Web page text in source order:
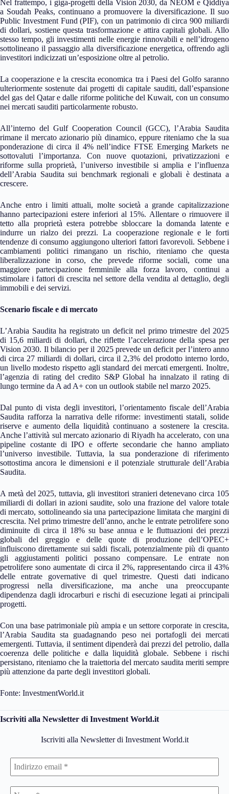
Nel frattempo, i giga-progetti della Vision 2030, da NEOM e Qiddiya
a Soudah Peaks, continuano a promuovere la diversificazione. Il suo
Public Investment Fund (PIF), con un patrimonio di circa 900 miliardi
di dollari, sostiene questa trasformazione e attira capitali globali. Allo
stesso tempo, gli investimenti nelle energie rinnovabili e nell’idrogeno
sottolineano il passaggio alla diversificazione energetica, offrendo agli
investitori indicizzati un’esposizione oltre al petrolio.
La cooperazione e la crescita economica tra i Paesi del Golfo saranno
ulteriormente sostenute dai progetti di capitale sauditi, dall’espansione
del gas del Qatar e dalle riforme politiche del Kuwait, con un consumo
nei mercati sauditi particolarmente robusto.
All’interno del Gulf Cooperation Council (GCC), l’Arabia Saudita
rimane il mercato azionario più dinamico, eppure riteniamo che la sua
ponderazione di circa il 4% nell’indice FTSE Emerging Markets ne
sottovaluti l’importanza. Con nuove quotazioni, privatizzazioni e
riforme sulla proprietà, l’universo investibile si amplia e l’influenza
dell’Arabia Saudita sui benchmark regionali e globali è destinata a
crescere.
Anche entro i limiti attuali, molte società a grande capitalizzazione
hanno partecipazioni estere inferiori al 15%. Allentare o rimuovere il
tetto alla proprietà estera potrebbe sbloccare la domanda latente e
indurre un rialzo dei prezzi. La cooperazione regionale e le forti
tendenze di consumo aggiungono ulteriori fattori favorevoli. Sebbene i
cambiamenti politici rimangano un rischio, riteniamo che questa
liberalizzazione in corso, che prevede riforme sociali, come una
maggiore partecipazione femminile alla forza lavoro, continui a
stimolare i fattori di crescita nel settore della vendita al dettaglio, degli
immobili e dei servizi.
Scenario fiscale e di mercato
L’Arabia Saudita ha registrato un deficit nel primo trimestre del 2025
di 15,6 miliardi di dollari, che riflette l’accelerazione della spesa per
Vision 2030. Il bilancio per il 2025 prevede un deficit per l’intero anno
di circa 27 miliardi di dollari, circa il 2,3% del prodotto interno lordo,
un livello modesto rispetto agli standard dei mercati emergenti. Inoltre,
l’agenzia di rating del credito S&P Global ha innalzato il rating di
lungo termine da A ad A+ con un outlook stabile nel marzo 2025.
Dal punto di vista degli investitori, l’orientamento fiscale dell’Arabia
Saudita rafforza la narrativa delle riforme: investimenti statali, solide
riserve e aumento della liquidità continuano a sostenere la crescita.
Anche l’attività sul mercato azionario di Riyadh ha accelerato, con una
pipeline costante di IPO e offerte secondarie che hanno ampliato
l’universo investibile. Tuttavia, la sua ponderazione di riferimento
sottostima ancora le dimensioni e il potenziale strutturale dell’Arabia
Saudita.
A metà del 2025, tuttavia, gli investitori stranieri detenevano circa 105
miliardi di dollari in azioni saudite, solo una frazione del valore totale
di mercato, sottolineando sia una partecipazione limitata che margini di
crescita. Nel primo trimestre dell’anno, anche le entrate petrolifere sono
diminuite di circa il 18% su base annua e le fluttuazioni dei prezzi
globali del greggio e delle quote di produzione dell’OPEC+
influiscono direttamente sui saldi fiscali, potenzialmente più di quanto
gli aggiustamenti politici possano compensare. Le entrate non
petrolifere sono aumentate di circa il 2%, rappresentando circa il 43%
delle entrate governative di quel trimestre. Questi dati indicano
progressi nella diversificazione, ma anche una preoccupante
dipendenza dagli idrocarburi e rischi di esecuzione legati ai principali
progetti.
Con una base patrimoniale più ampia e un settore corporate in crescita,
l’Arabia Saudita sta guadagnando peso nei portafogli dei mercati
emergenti. Tuttavia, il sentiment dipenderà dai prezzi del petrolio, dalla
coerenza delle politiche e dalla liquidità globale. Sebbene i rischi
persistano, riteniamo che la traiettoria del mercato saudita meriti sempre
più attenzione da parte degli investitori globali.
Fonte: InvestmentWorld.it
Iscriviti alla Newsletter di Investment World.it
Iscriviti alla Newsletter di Investment World.it